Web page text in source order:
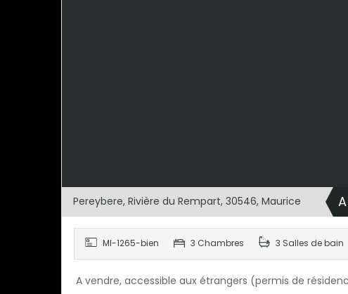
Pereybere, Rivière du Rempart, 30546, Maurice
MI-1265-bien 3 Chambres 3 Salles de bain
A vendre, accessible aux étrangers (permis de